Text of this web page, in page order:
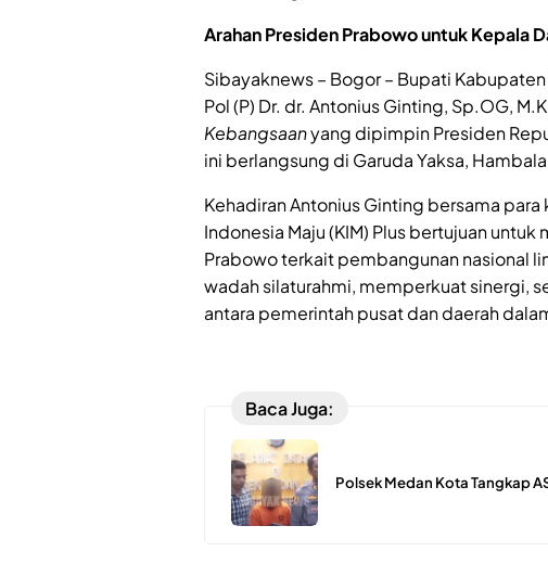
Arahan Presiden Prabowo untuk Kepala
Sibayaknews – Bogor – Bupati
Pol (P) Dr. dr. Antonius Ginting, Sp.OG,
Kebangsaanyang dipimpin Presiden
ini berlangsung di Garuda Yaksa,
Kehadiran Antonius Ginting bersama
Indonesia Maju (KIM) Plus bertujuan
Prabowo terkait pembangunan nasional
wadah silaturahmi, memperkuat sinergi,
antara pemerintah pusat dan daerah
Baca Juga:
Polsek Medan Kota Tangkap